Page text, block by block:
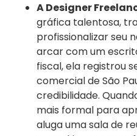
A Designer
gráfica talentosa,
profissionalizar seu
arcar com um
fiscal, ela registrou
comercial de São
credibilidade.
mais formal para
aluga uma sala de